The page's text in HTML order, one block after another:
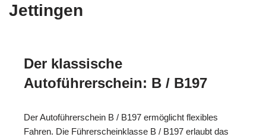
Jettingen
Der klassische
Autoführerschein: B / B197
Der Autoführerschein B / B197 ermöglicht flexibles
Fahren. Die Führerscheinklasse B / B197 erlaubt das